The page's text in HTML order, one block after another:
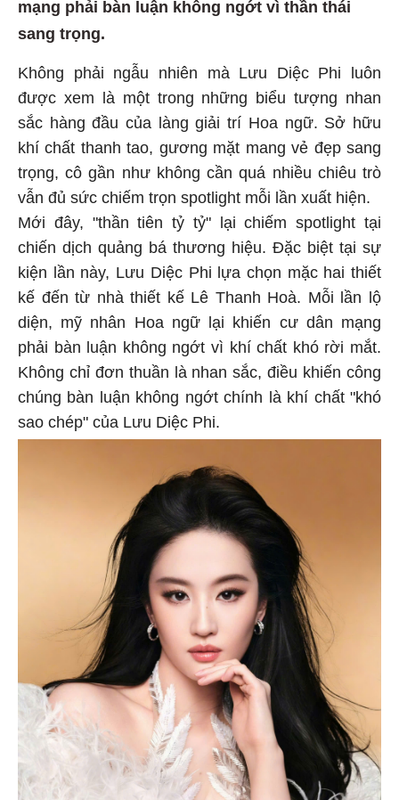
mạng phải bàn luận không ngớt vì thần thái
sang trọng.
Không phải ngẫu nhiên mà Lưu Diệc Phi luôn
được xem là một trong những biểu tượng nhan
sắc hàng đầu của làng giải trí Hoa ngữ. Sở hữu
khí chất thanh tao, gương mặt mang vẻ đẹp sang
trọng, cô gần như không cần quá nhiều chiêu trò
vẫn đủ sức chiếm trọn spotlight mỗi lần xuất hiện.
Mới đây, "thần tiên tỷ tỷ" lại chiếm spotlight tại
chiến dịch quảng bá thương hiệu. Đặc biệt tại sự
kiện lần này, Lưu Diệc Phi lựa chọn mặc hai thiết
kế đến từ nhà thiết kế Lê Thanh Hoà. Mỗi lần lộ
diện, mỹ nhân Hoa ngữ lại khiến cư dân mạng
phải bàn luận không ngớt vì khí chất khó rời mắt.
Không chỉ đơn thuần là nhan sắc, điều khiến công
chúng bàn luận không ngớt chính là khí chất "khó
sao chép" của Lưu Diệc Phi.